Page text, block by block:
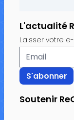
L'actualité
Laisser votre
Soutenir